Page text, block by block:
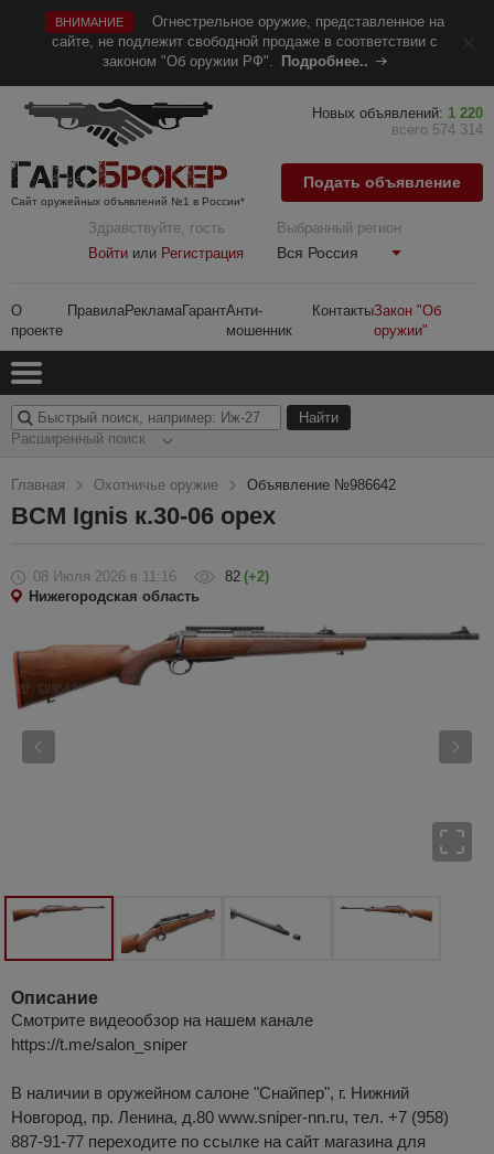
ВНИМАНИЕ
Огнестрельное оружие, представленное на
сайте, не подлежит свободной продаже в соответствии с
законом "Об оружии РФ".
Подробнее..
Сайт оружейных объявлений №1 в России*
Здравствуйте, гость
Войти или Регистрация
Выбранный регион
Вся Россия
О
проекте
ПравилаРекламаГарантАнти-
мошенник
КонтактыЗакон "Об
оружии"
Новых объявлений: 1 220
всего 574 314
Подать объявление
Расширенный поиск
Главная Охотничье оружие Объявление №986642
BCM Ignis к.30-06 орех
08 Июля 2026 в 11:16 82 (+2)
Нижегородская область
Описание
Смотрите видеообзор на нашем канале
https://t.me/salon_sniper
В наличии в оружейном салоне "Снайпер", г. Нижний
Новгород, пр. Ленина, д.80 www.sniper-nn.ru, тел. +7 (958)
887-91-77 переходите по ссылке на сайт магазина для